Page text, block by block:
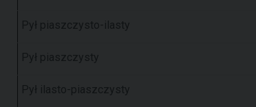
Pył piaszczysto-ilasty
Pył piaszczysty
Pył ilasto-piaszczysty